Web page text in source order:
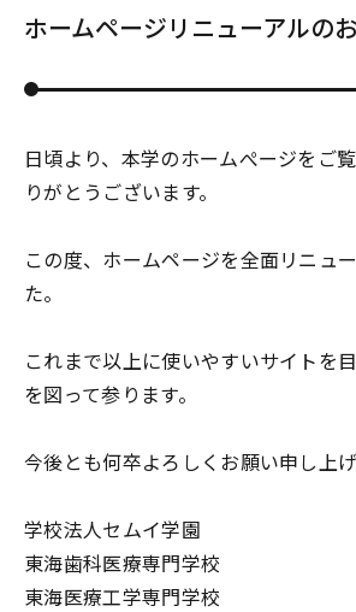
ホームページリニューアルの
日頃より、本学のホームぺージをご
りがとうございます。
この度、ホームページを全面リニュ
た。
これまで以上に使いやすいサイトを
を図って参ります。
今後とも何卒よろしくお願い申し上げ
学校法人セムイ学園
東海歯科医療専門学校
東海医療工学専門学校